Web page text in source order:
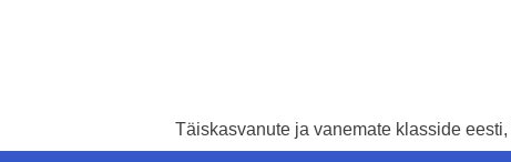
Täiskasvanute ja vanemate klasside